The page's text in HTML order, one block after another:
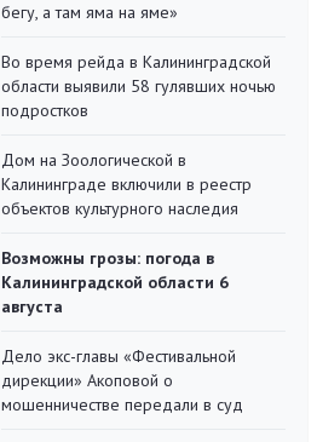
бегу, а там яма на яме»
Во время рейда в Калининградской
области выявили 58 гулявших ночью
подростков
Дом на Зоологической в
Калининграде включили в реестр
объектов культурного наследия
Возможны грозы: погода в
Калининградской области 6
августа
Дело экс-главы «Фестивальной
дирекции» Акоповой о
мошенничестве передали в суд